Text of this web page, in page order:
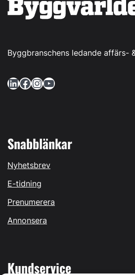
Byggbranschens ledande affärs-
LinkedIn Facebook InstagramYouTube
Snabblänkar
Nyhetsbrev
E-tidning
Prenumerera
Annonsera
Kundservice